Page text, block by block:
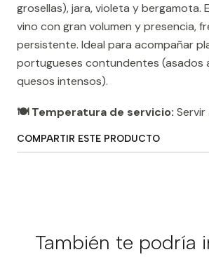
grosellas), jara, violeta y bergamota.
vino con gran volumen y presencia,
persistente. Ideal para acompañar
portugueses contundentes (asados
quesos intensos).
🍽️ Temperatura de servicio: Servir
COMPARTIR ESTE PRODUCTO
También te podría